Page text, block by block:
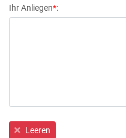
Ihr Anliegen*:
Leeren